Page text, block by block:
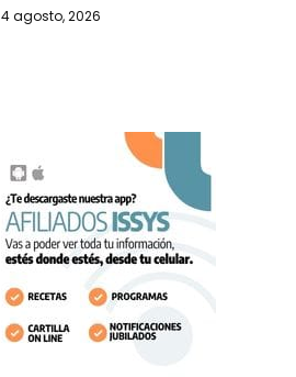
4 agosto, 2026